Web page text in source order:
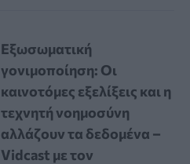
Εξωσωματική
γονιμοποίηση: Οι
καινοτόμες εξελίξεις και η
τεχνητή νοημοσύνη
αλλάζουν τα δεδομένα –
Vidcast με τον